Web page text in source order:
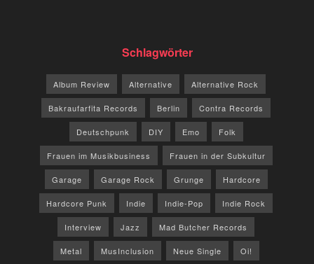
Schlagwörter
Album Review Alternative Alternative Rock
Bakraufarfita Records Berlin Contra Records
Deutschpunk DIY Emo Folk
Frauen im Musikbusiness Frauen in der Subkultur
Garage Garage Rock Grunge Hardcore
Hardcore Punk Indie Indie-Pop Indie Rock
Interview Jazz Mad Butcher Records
Metal MusInclusion Neue Single Oi!